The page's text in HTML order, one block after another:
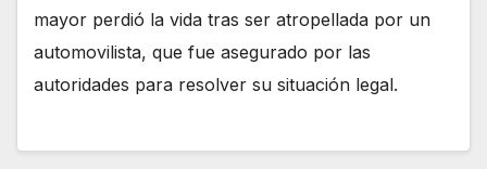
mayor perdió la vida tras ser atropellada por un
automovilista, que fue asegurado por las
autoridades para resolver su situación legal.